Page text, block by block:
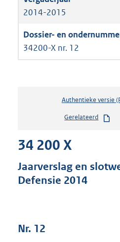
2014-2015
34200-X nr. 12
Authentieke versie
Gerelateerd
34 200 X
Jaarverslag en
Defensie 2014
Nr. 12